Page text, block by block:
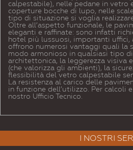
calpestabile), nelle pedane in vetro
coperture bocche di lupo, nelle
tipo di situazione si voglia
Oltre all’aspetto funzionale, le
eleganti e raffinate: sono infatti
hotel più lussuosi, importanti uffici,
offrono numerosi vantaggi quali la
modo armonioso in qualsiasi tipo
architettonica, la leggerezza visiva
(che valorizza gli ambienti), la
flessibilità del vetro calpestabile
La resistenza al carico delle
in funzione dell’utilizzo. Per calcoli
nostro Ufficio Tecnico.
I NOSTRI